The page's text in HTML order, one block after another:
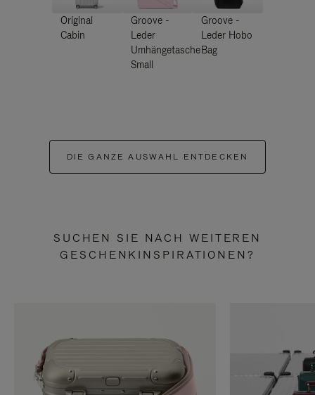
Original
Cabin
Groove -
Leder
Umhängetasche
Small
Groove -
Leder Hobo
Bag
DIE GANZE AUSWAHL ENTDECKEN
SUCHEN SIE NACH WEITEREN
GESCHENKINSPIRATIONEN?